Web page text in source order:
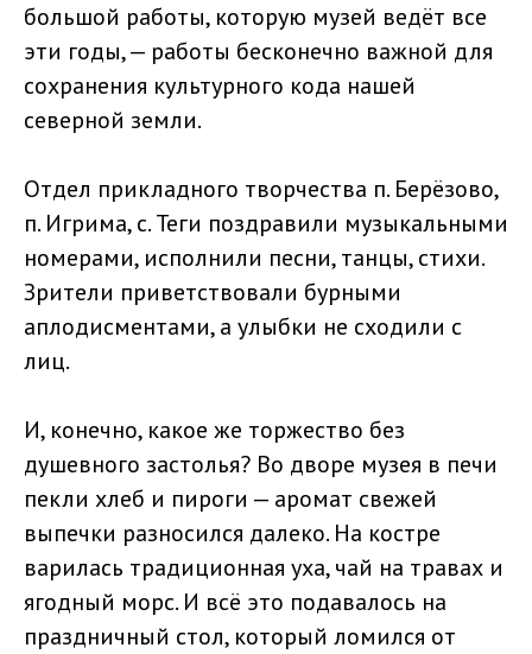
большой работы, которую музей ведёт все
эти годы, — работы бесконечно важной для
сохранения культурного кода нашей
северной земли.
Отдел прикладного творчества п. Берёзово,
п. Игрима, с. Теги поздравили музыкальными
номерами, исполнили песни, танцы, стихи.
Зрители приветствовали бурными
аплодисментами, а улыбки не сходили с
лиц.
И, конечно, какое же торжество без
душевного застолья? Во дворе музея в печи
пекли хлеб и пироги — аромат свежей
выпечки разносился далеко. На костре
варилась традиционная уха, чай на травах и
ягодный морс. И всё это подавалось на
праздничный стол, который ломился от